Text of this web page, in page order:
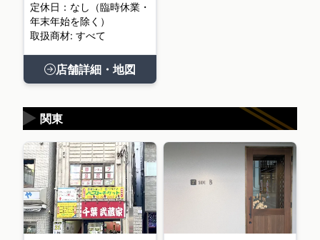
定休日：なし（臨時休業・
年末年始を除く）
取扱商材: すべて
店舗詳細・地図
関東
▶